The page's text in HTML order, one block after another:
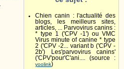
Chien canin : l'actualité des
blogs, les meilleurs sites,
articles, ... Parvovirus canins :
* type 1 ('CPV -1') ou VMC
Virus minute of canine * type
2 ('CPV -2... variant b ('CPV -
2b') Les'parvovirus canins'
('CPV'pour'C'ani.... (source :
yoolink)